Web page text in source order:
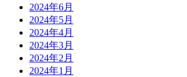
2024年6月
2024年5月
2024年4月
2024年3月
2024年2月
2024年1月